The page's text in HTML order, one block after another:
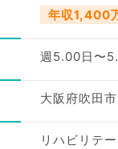
年収1,400
週5.00日〜
大阪府吹田市
リハビリテ